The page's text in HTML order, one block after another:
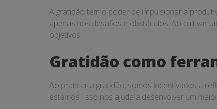
A gratidão tem o poder de impulsionar a
apenas nos desafios e obstáculos. Ao cultivar
objetivos.
Gratidão como
Ao praticar a gratidão, somos incentivados a
estamos. Isso nos ajuda a desenvolver um